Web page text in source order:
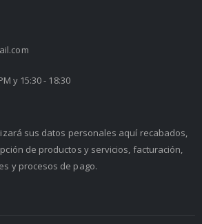
y 15:30 - 18:30
sus datos personales aquí recabados,
de productos y servicios, facturación,
y procesos de pago.